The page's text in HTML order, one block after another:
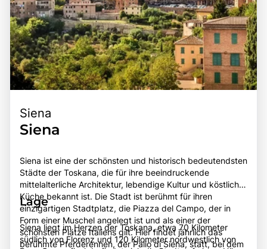
Siena
Siena
Siena ist eine der schönsten und historisch bedeutendsten
Städte der Toskana, die für ihre beeindruckende
mittelalterliche Architektur, lebendige Kultur und köstliche
Küche bekannt ist. Die Stadt ist berühmt für ihren
einzigartigen Stadtplatz, die Piazza del Campo, der in
Form einer Muschel angelegt ist und als einer der
schönsten Plätze Italiens gilt. Hier findet jährlich das
berühmte Pferderennen, der Palio di Siena, statt, bei dem
Lage
Siena liegt im Herzen der Toskana, etwa 70 Kilometer
südlich von Florenz und 120 Kilometer nordwestlich von